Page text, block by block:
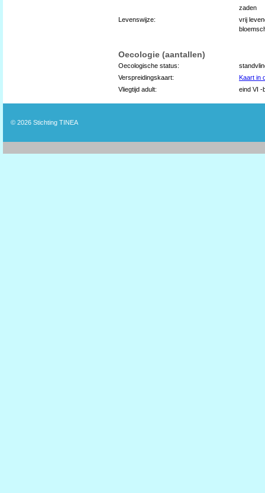
zaden
Levenswijze:
vrij
Oecologie (aantallen)
Oecologische status:
Verspreidingskaart:
Kaart in
Vliegtijd adult:
eind VI -
© 2026 Stichting TINEA